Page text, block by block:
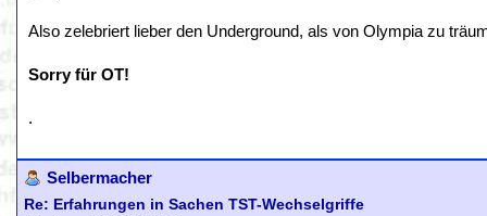
Also zelebriert lieber den Underground, als von Olympia zu
Sorry für OT!
.
Selbermacher
Re: Erfahrungen in Sachen TST-Wechselgriffe